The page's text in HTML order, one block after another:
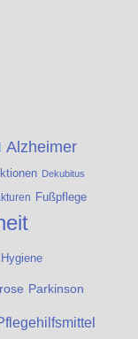
Alzheimer
Dekubitus
Fußpflege
Hygiene
Parkinson